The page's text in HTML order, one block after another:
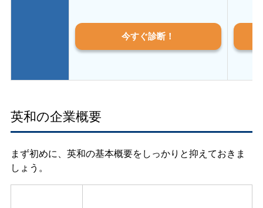
今すぐ診断！
英和の企業概要
まず初めに、英和の基本概要をしっかりと抑えておきま
しょう。